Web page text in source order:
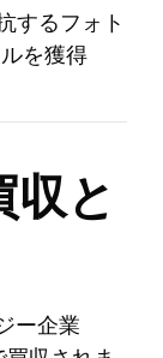
するフォト
を獲得
と
ー企業